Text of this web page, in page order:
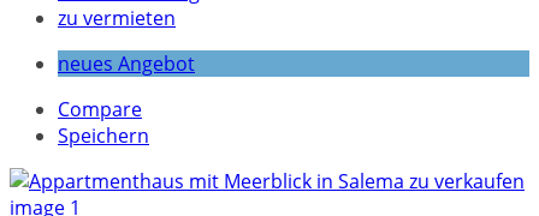
zu vermieten
neues Angebot
Compare
Speichern